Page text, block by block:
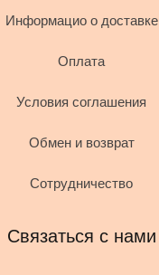
Информацио о доставке
Оплата
Условия соглашения
Обмен и возврат
Сотрудничество
Связаться с нами